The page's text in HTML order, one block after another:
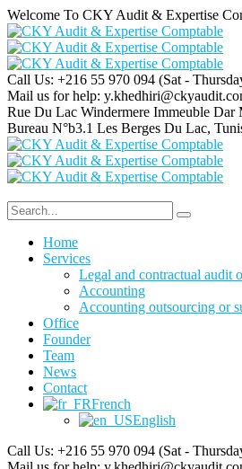
Welcome To CKY Audit & Expertise
Call Us: +216 55 970 094 (Sat -
Mail us for help:
Rue Du Lac Windermere Immeuble Dar
Bureau N°b3.1 Les Berges Du Lac,
Home
Services
Legal and contractual audit
Accounting
Accounting outsourcing or
Office
Founder
Team
News
Contact
French
English
Call Us: +216 55 970 094 (Sat -